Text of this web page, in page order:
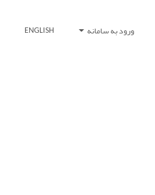
ورود به سامانه ENGLISH